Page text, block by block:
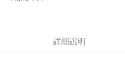
詳細說明